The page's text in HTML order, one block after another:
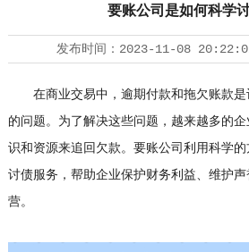
要账公司是如何科学
发布时间： 2023-11-08
在商业交易中，逾期付款和拖欠账款是
的问题。为了解决这些问题，越来越多的
识和资源来追回欠款。要账公司利用科学
讨债服务，帮助企业保护财务利益、维护
营。